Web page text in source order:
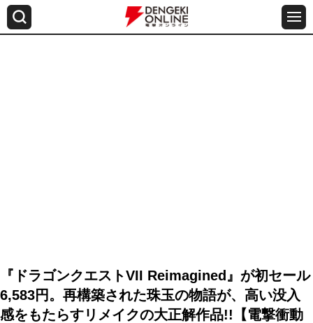
『ドラゴンクエストVII Reimagined』が初セール
6,583円。再構築された珠玉の物語が、高い没入
感をもたらすリメイクの大正解作品!!【電撃衝動